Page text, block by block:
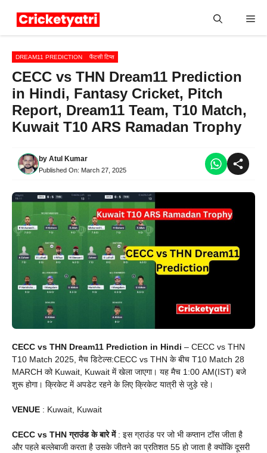
DREAM11 PREDICTION फैंटसी टिप्स
CECC vs THN Dream11 Prediction
in Hindi, Fantasy Cricket, Pitch
Report, Dream11 Team, T10 Match,
Kuwait T10 ARS Ramadan Trophy
by Atul Kumar
Published On: March 27, 2025
CECC vs THN Dream11 Prediction in Hindi – CECC vs THN
T10 Match 2025, मैच डिटेल्स:CECC vs THN के बीच T10 Match 28
MARCH को Kuwait, Kuwait में खेला जाएगा। यह मैच 1:00 AM(IST) बजे
शुरू होगा। क्रिकेट में अपडेट रहने के लिए क्रिकेट यात्री से जुड़े रहे।
VENUE : Kuwait, Kuwait
CECC vs THN ग्राउंड के बारे में: इस ग्राउंड पर जो भी कप्तान टॉस जीता है
और पहले बल्लेबाजी करता है उसके जीतने का प्रतिशत 55 हो जाता है क्योंकि दूसरी